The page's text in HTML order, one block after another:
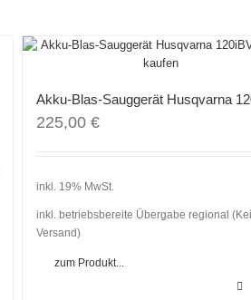
Akku-Blas-Sauggerät Husqvarna
225,00€
inkl. 19% MwSt.
inkl. betriebsbereite Übergabe regional
Versand)
zum Produkt...